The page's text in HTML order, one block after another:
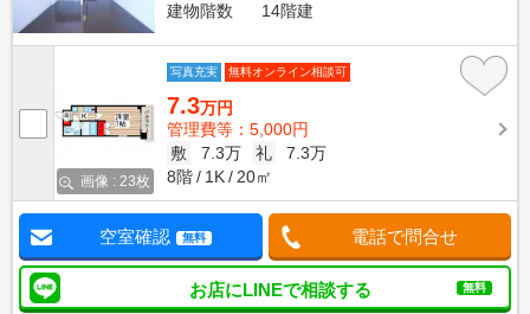
建物階数
14階建
画像 : 23枚
写真充実 無料オンライン相談可
7.3万円
管理費等：5,000円
敷
7.3万 礼
7.3万
8階
1K 20㎡
空室確認 無料 電話で問合せ
お店にLINEで相談する 無料